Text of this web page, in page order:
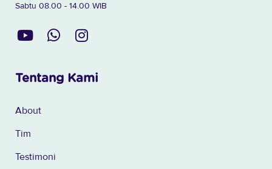
Sabtu 08.00 - 14.00 WIB
Tentang Kami
About
Tim
Testimoni